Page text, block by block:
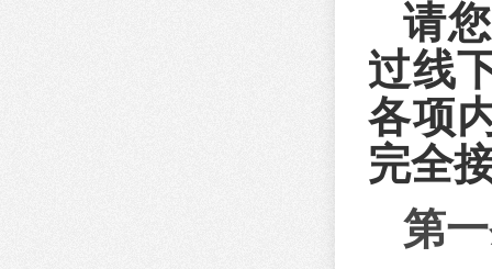
请
过线
各项
完全
第